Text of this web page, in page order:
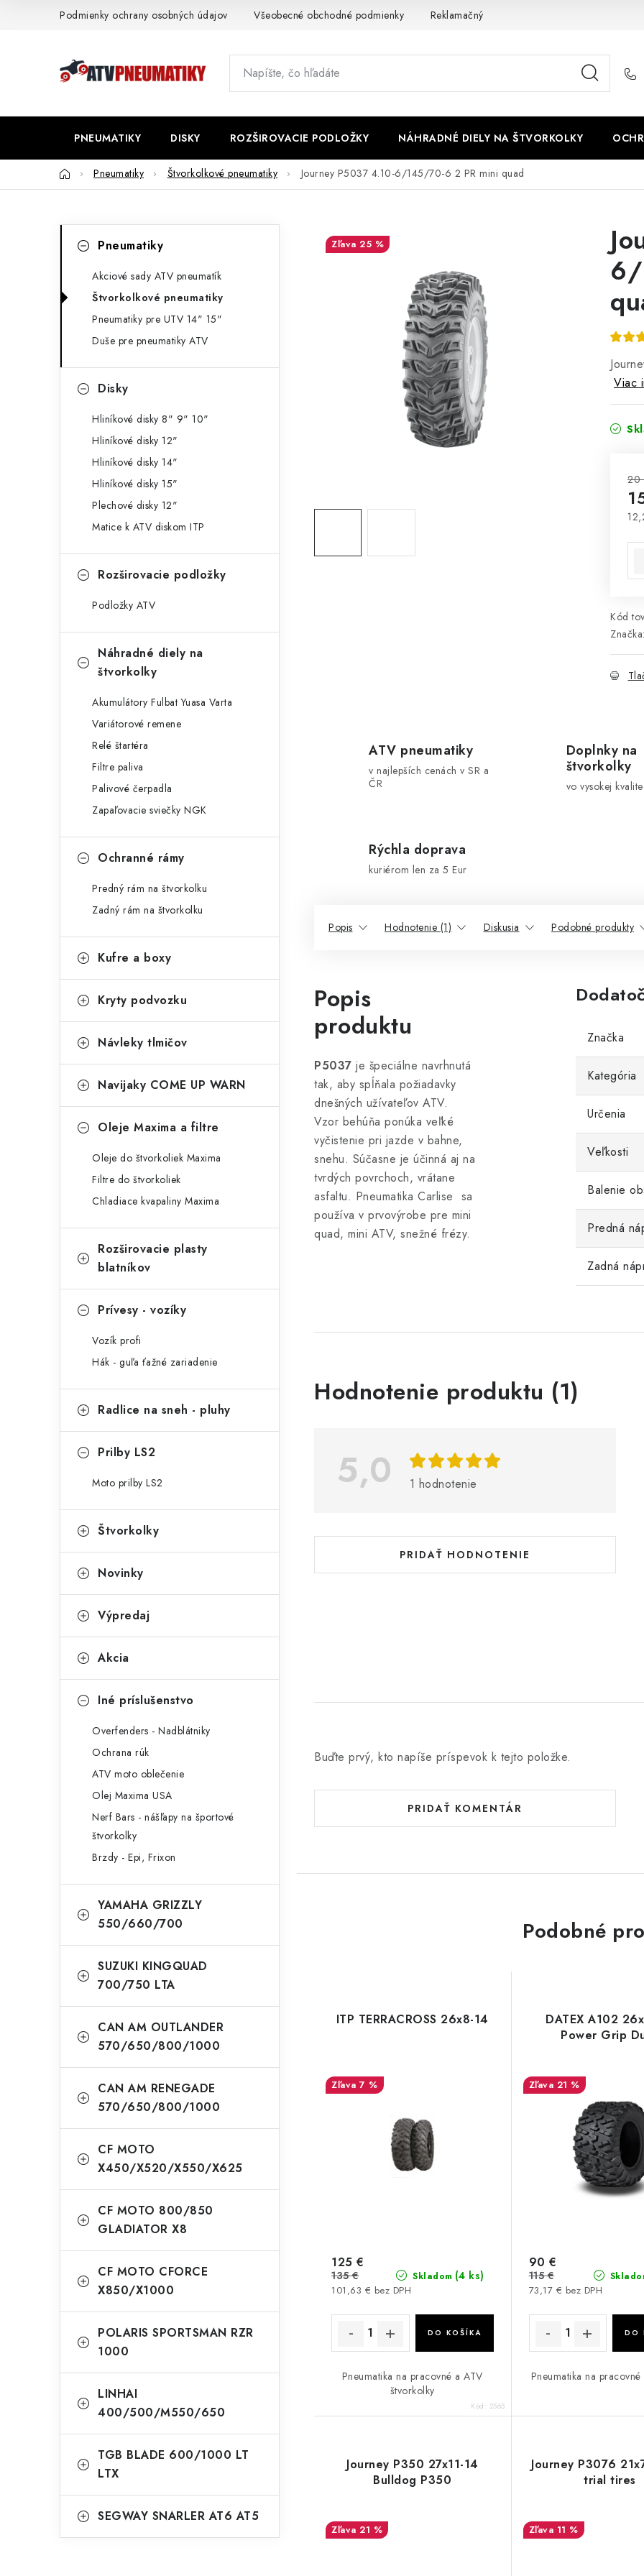
Podmienky ochrany osobných údajov Všeobecné obchodné podmienky Reklamačný poriadok - formulár
PNEUMATIKY DISKY ROZŠIROVACIE PODLOŽKY NÁHRADNÉ DIELY NA ŠTVORKOLKY
DomovPneumatiky Štvorkolkové pneumatiky Journey P5037 4.10-6/145/70-6 2 PR mini quad
č
p
kategórie
e
Pneumatiky
Akciové sady ATV pneumatík
Štvorkolkové pneumatiky
Pneumatiky pre UTV 14" 15"
Duše pre pneumatiky ATV
Disky
Hliníkové disky 8" 9" 10"
Hliníkové disky 12"
Hliníkové disky 14"
Hliníkové disky 15"
Plechové disky 12"
Matice k ATV diskom ITP
Rozširovacie podložky
Podložky ATV
Náhradné diely na
štvorkolky
Akumulátory Fulbat Yuasa Varta
Variátorové remene
Relé štartéra
Filtre paliva
Palivové čerpadla
Zapaľovacie sviečky NGK
Ochranné rámy
Predný rám na štvorkolku
Zadný rám na štvorkolku
Kufre a boxy
Kryty podvozku
Návleky tlmičov
Navijaky COME UP WARN
Oleje Maxima a filtre
Oleje do štvorkoliek Maxima
Filtre do štvorkoliek
Chladiace kvapaliny Maxima
Rozširovacie plasty
blatníkov
Prívesy - vozíky
Vozík profi
Hák - guľa ťažné zariadenie
Radlice na sneh - pluhy
Prilby LS2
Moto prilby LS2
Štvorkolky
Novinky
Výpredaj
Akcia
Iné príslušenstvo
Overfenders - Nadblátniky
Ochrana rúk
ATV moto oblečenie
Olej Maxima USA
Nerf Bars - nášľapy na športové
štvorkolky
Brzdy - Epi, Frixon
YAMAHA GRIZZLY
550/660/700
SUZUKI KINGQUAD
700/750 LTA
CAN AM OUTLANDER
570/650/800/1000
CAN AM RENEGADE
570/650/800/1000
CF MOTO
X450/X520/X550/X625
CF MOTO 800/850
GLADIATOR X8
CF MOTO CFORCE
X850/X1000
POLARIS SPORTSMAN RZR
1000
LINHAI
400/500/M550/650
TGB BLADE 600/1000 LT
LTX
SEGWAY SNARLER AT6 AT5
6/
Viac
20
Kód
Značka:
25 %
ATV pneumatiky
v najlepších cenách v SR a
ČR
Doplnky na
štvorkolky
vo vysokej kvalite
Rýchla doprava
kuriérom len za 5 Eur
Popis Hodnotenie (1) Diskusia Podobné produkty
Popis
produktu
P5037 je špeciálne navrhnutá
tak, aby spĺňala požiadavky
dnešných užívateľov ATV.
Vzor behúňa ponúka veľké
vyčistenie pri jazde v bahne,
snehu. Súčasne je účinná aj na
tvrdých povrchoch, vrátane
asfaltu. Pneumatika Carlise sa
používa v prvovýrobe pre mini
quad, mini ATV, snežné frézy.
Značka
Kategória
Určenia
Veľkosti
Balenie
Predná
Zadná
Hodnotenie produktu (1)
5,0 1 hodnotenie
PRIDAŤ HODNOTENIE
V
o
n
í
Buďte prvý, kto napíše príspevok k tejto položke.
PRIDAŤ KOMENTÁR
Podobné
ITP TERRACROSS 26x8-14
7 %
Skladom (4 ks)
101,63 € bez DPH
125 €
135 €
DO KOŠÍKA
Pneumatika na pracovné a ATV
štvorkolky
Kód: 2565
DATEX A102
Power Grip
21 %
73,17 € bez DPH
90 €
115 €
DO
Pneumatika na
Journey P350 27x11-14
Bulldog P350
21 %
Journey P3076
trial tires
11 %